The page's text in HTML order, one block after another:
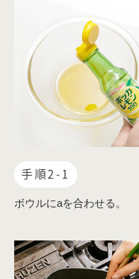
手順2-1
ボウルにaを合わせる。